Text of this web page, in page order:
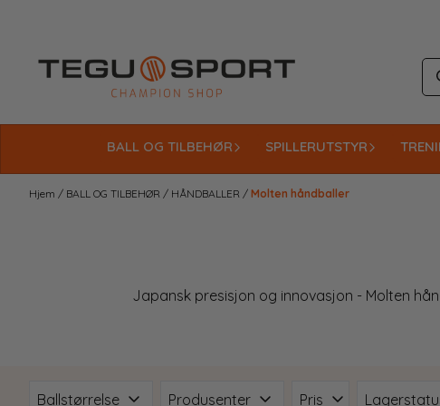
Hopp til innhold
BALL OG TILBEHØR SPILLERUTSTYR
Hjem / BALL OG TILBEHØR / HÅNDBALLER / Molten håndballer
Japansk presisjon og innovasjon - Molten
Ballstørrelse Produsenter Pris